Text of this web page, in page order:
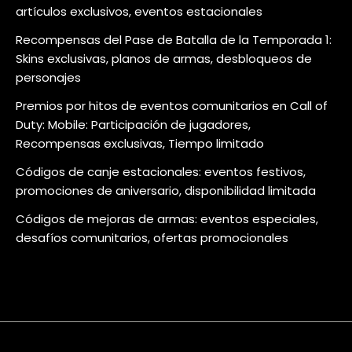
artículos exclusivos, eventos estacionales
Recompensas del Pase de Batalla de la Temporada 1:
Skins exclusivas, planos de armas, desbloqueos de
personajes
Premios por hitos de eventos comunitarios en Call of
Duty: Mobile: Participación de jugadores,
Recompensas exclusivas, Tiempo limitado
Códigos de canje estacionales: eventos festivos,
promociones de aniversario, disponibilidad limitada
Códigos de mejoras de armas: eventos especiales,
desafíos comunitarios, ofertas promocionales